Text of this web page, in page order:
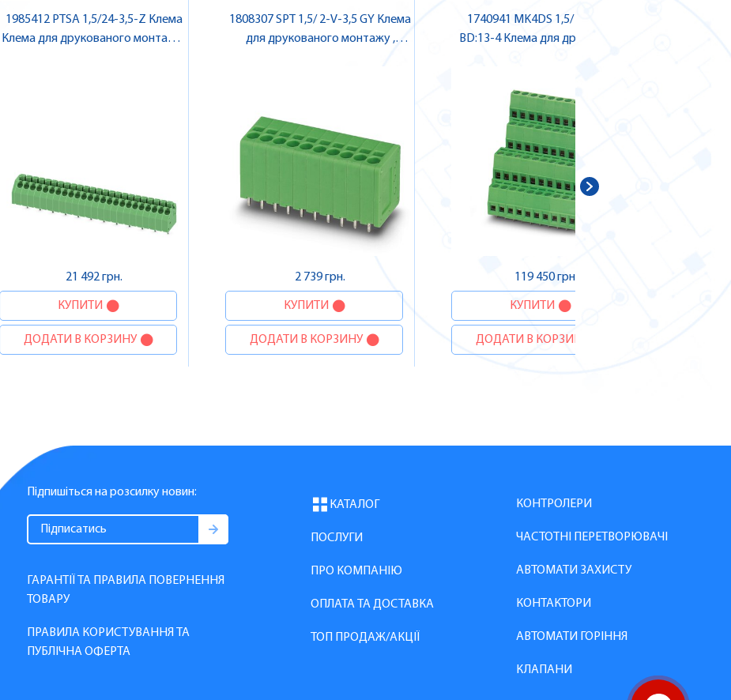
1985412 PTSA 1,5/24-3,5-Z Клема
Клема для друкованого монтажу ,
21 492 грн.
КУПИТИ
ДОДАТИ В КОРЗИНУ
1808307 SPT 1,5/ 2-V-3,5 GY Клема
для друкованого монтажу ,
2 739 грн.
КУПИТИ
ДОДАТИ В КОРЗИНУ
1740941 MK4DS 1,5/ 8-5,08 GY
BD:13-4 Клема для друкованого
119 450 грн.
КУПИТИ
ДОДАТИ В КОРЗИНУ
Підпишіться на розсилку новин:
ГАРАНТІЇ ТА ПРАВИЛА ПОВЕРНЕННЯ
ТОВАРУ
ПРАВИЛА КОРИСТУВАННЯ ТА
ПУБЛІЧНА ОФЕРТА
КАТАЛОГ
ПОСЛУГИ
ПРО КОМПАНІЮ
ОПЛАТА ТА ДОСТАВКА
ТОП ПРОДАЖ/АКЦІЇ
КОНТРОЛЕРИ
ЧАСТОТНІ ПЕРЕТВОРЮВАЧІ
АВТОМАТИ ЗАХИСТУ
КОНТАКТОРИ
АВТОМАТИ ГОРІННЯ
КЛАПАНИ